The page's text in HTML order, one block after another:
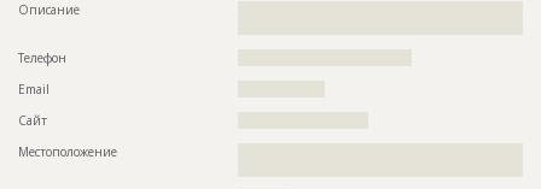
Описание
Телефон
Email
Сайт
Местоположение